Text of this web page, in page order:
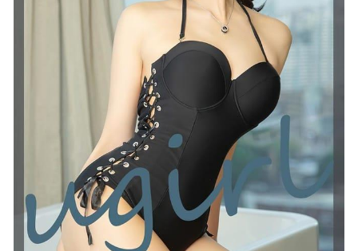
[Yo-U] YeonJju YJ – Vol.3 – Natural [74P1V-1.09G] 2023-07-
[YouMi尤蜜荟]2022.03.25 VOL.769 允尔[61+1P／506MB]
星澜是澜澜叫澜妹呀 –NO.05 乳牛女仆[42P1V/1.11GB]